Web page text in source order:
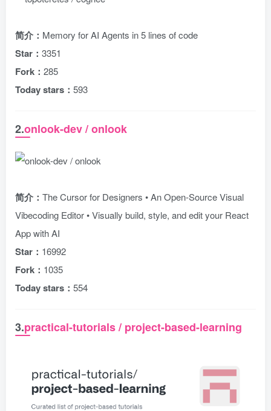
简介： Memory for AI Agents in 5 lines of code
Star： 3351
Fork： 285
Today stars： 593
2.onlook-dev / onlook
简介： The Cursor for Designers • An Open-Source Visual
Vibecoding Editor • Visually build, style, and edit your React
App with AI
Star： 16992
Fork： 1035
Today stars： 554
3.practical-tutorials / project-based-learning